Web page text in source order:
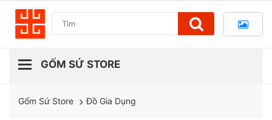
Gốm Sứ Store Đồ Gia Dụng